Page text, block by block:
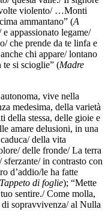
violento/ …Monti
ammantano” (A
appassionato legame/
che prende da te linfa e
chi appare/ lontano
si scioglie” (Madre
vive nella
medesima, della varietà
della stessa, delle gioie e
amare delusioni, in una
della vita
delle fronde/ La terra
in contrasto con
d’addio/le ha fatte
Tappeto di foglie); “Mette
sentire./ Come molla,
sopravvivenza/ al Nulla